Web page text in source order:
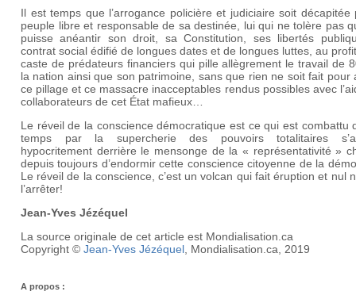
Il est temps que l’arrogance policière et judiciaire soit décapitée
peuple libre et responsable de sa destinée, lui qui ne tolère pas
puisse anéantir son droit, sa Constitution, ses libertés
contrat social édifié de longues dates et de longues luttes, au profit
caste de prédateurs financiers qui pille allègrement le travail de
la nation ainsi que son patrimoine, sans que rien ne soit fait pour
ce pillage et ce massacre inacceptables rendus possibles avec
collaborateurs de cet État mafieux…
Le réveil de la conscience démocratique est ce qui est combattu
temps par la supercherie des pouvoirs totalitaires
hypocritement derrière le mensonge de la « représentativité »
depuis toujours d’endormir cette conscience citoyenne de la
Le réveil de la conscience, c’est un volcan qui fait éruption et nul
l’arrêter!
Jean-Yves Jézéquel
La source originale de cet article est Mondialisation.ca
Copyright © Jean-Yves Jézéquel, Mondialisation.ca, 2019
A propos :